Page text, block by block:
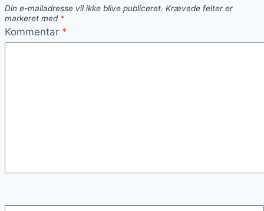
Din e-mailadresse vil ikke blive publiceret. Krævede felter er
markeret med *
Kommentar *